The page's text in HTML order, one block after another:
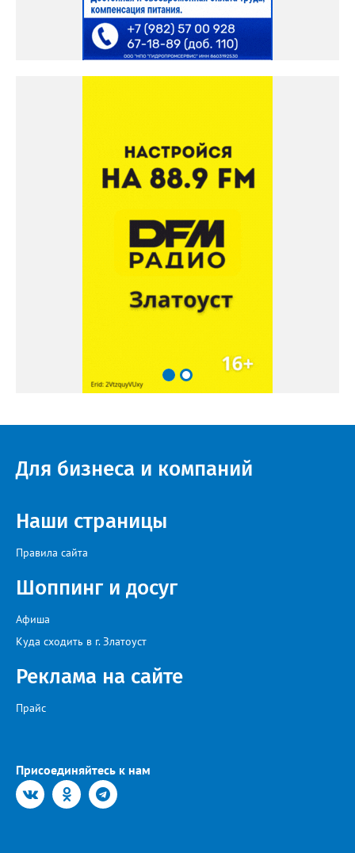
Для бизнеса и компаний
Наши страницы
Правила сайта
Шоппинг и досуг
Афиша
Куда сходить в г. Златоуст
Реклама на сайте
Прайс
Присоединяйтесь к нам